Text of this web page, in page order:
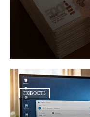
НОВОСТЬ